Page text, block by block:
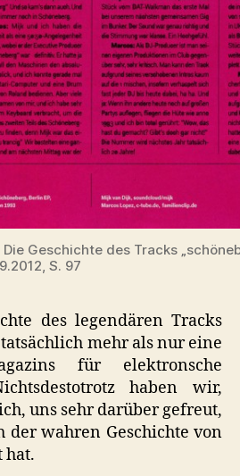
Geschichte des Tracks
S. 97
des legendären Tracks
mehr als nur eine
für elektronsche
haben wir,
uns sehr darüber gefreut,
der wahren Geschichte von
hat.